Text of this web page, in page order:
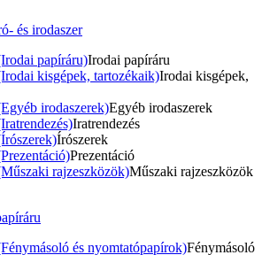
és irodaszer
papíráru)Irodai papíráru
kisgépek, tartozékaik)Irodai kisgépek,
irodaszerek)Egyéb irodaszerek
Iratrendezés
Írószerek
Prezentáció
rajzeszközök)Műszaki rajzeszközök
és nyomtatópapírok)Fénymásoló